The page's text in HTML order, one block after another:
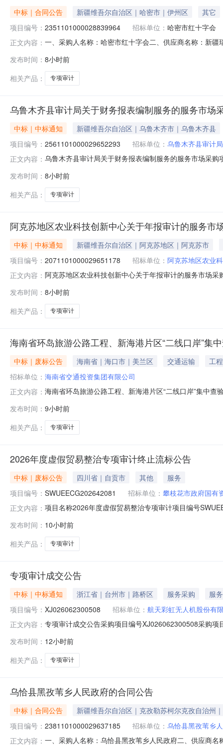
中标｜合同公告 新疆维吾尔自治区｜哈密市｜伊州区
其它
项目编号： 2351101000028839964 招标单位： 哈密市红十字会
正文内容： 一、采购人名称：哈密市红十字会二、供应商名称：新
标的基本概况：七、其它事项：详见附件中的合同文件
发布时间： 8小时前
相关产品：
专项审计
乌鲁木齐县审计局关于财务报表编制服务的服务市场
中标｜中标通知
新疆维吾尔自治区｜乌鲁木齐市｜乌鲁木齐县
项目编号： 2561101000029652293 招标单位： 乌鲁木齐县审计局
正文内容： 乌鲁木齐县审计局关于财务报表编制服务的服务市场采
所在行政区划编码:650121项目所在行政区划名称:新疆
发布时间： 8小时前
相关产品：
专项审计
阿克苏地区农业科技创新中心关于年报审计的服务市
中标｜中标通知
新疆维吾尔自治区｜阿克苏地区｜阿克苏市
项目编号： 2071101000029651178 招标单位： 阿克苏地区农业
正文内容： 阿克苏地区农业科技创新中心关于年报审计的服务市场
区划编码:652999项目所在行政区划名称:阿克苏地区本
发布时间： 8小时前
相关产品：
专项审计
海南省环岛旅游公路工程、新海港片区“二线口岸”集
中标｜废标公告 海南省｜海口市｜美兰区 交通运输
工程
招标单位： 海南省交通投资集团有限公司
正文内容： 海南省环岛旅游公路工程、新海港片区“二线口岸”集中
审通过符合性审查的供应商不足三家，本次采购流标。
南省海口市国兴大道5号海南大厦农信楼
发布时间： 9小时前
相关产品：
专项审计
2026年度虚假贸易整治专项审计终止流标公告
中标｜废标公告 四川省｜自贡市 其他
服务
项目编号： SWUEECG202642081 招标单位： 攀枝花市政府国有
正文内容： 项目名称2026年度虚假贸易整治专项审计项目编号
2026年度虚假贸易整治专项审计中介机构的公开比选公
发布时间： 10小时前
相关产品：
专项审计
专项审计成交公告
中标｜中标通知 浙江省｜台州市｜路桥区 服务采购
服务
项目编号： XJ026062300508 招标单位： 航天彩虹无人机股份有
正文内容： 专项审计成交公告采购项目编号XJ026062300508采购
发布时间： 12小时前
相关产品：
专项审计
乌恰县黑孜苇乡人民政府的合同公告
中标｜合同公告
新疆维吾尔自治区｜克孜勒苏柯尔克孜自治州
项目编号： 2381101000029637185 招标单位： 乌恰县黑孜苇乡
正文内容： 一、采购人名称：乌恰县黑孜苇乡人民政府二、供应商